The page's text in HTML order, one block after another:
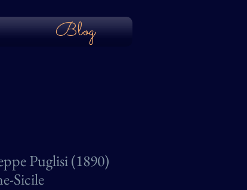
Blog
Puglisi (1890)
Sicile